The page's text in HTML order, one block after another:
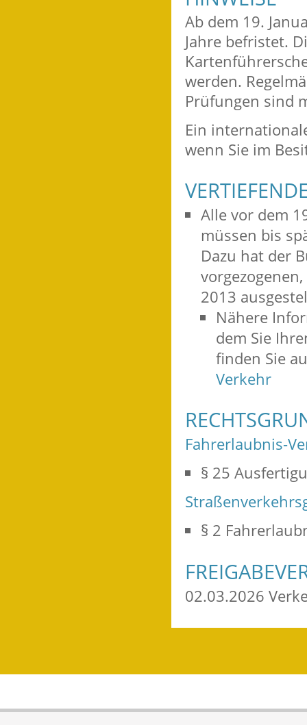
Ab dem 19.
Jahre befristet.
werden.
Prüfungen sind
Ein
wenn Sie im
Alle vor dem
müssen bis
Dazu hat der
2013
Nähere
dem Sie
finden Sie
Verkehr
Fahrerlaubnis-
§ 25
§ 2
02.03.2026